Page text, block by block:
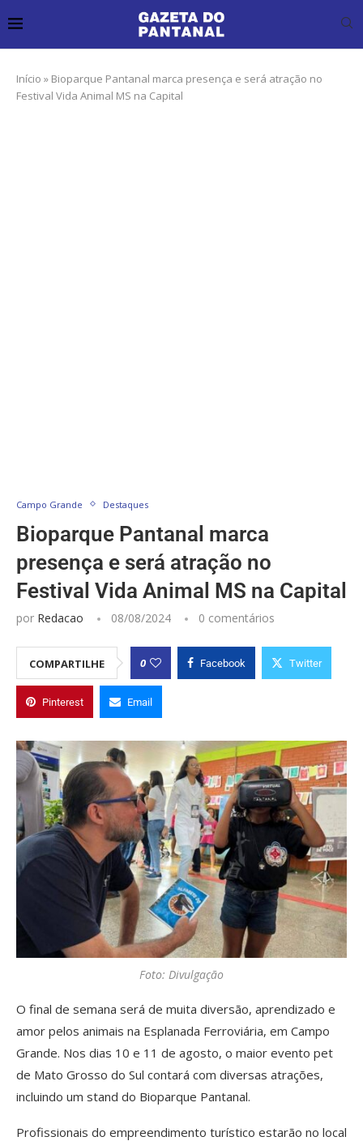
Início » Bioparque Pantanal marca presença e será atração no
Festival Vida Animal MS na Capital
Campo Grande Destaques
Bioparque Pantanal marca
presença e será atração no
Festival Vida Animal MS na Capital
por Redacao 08/08/2024 0 comentários
COMPARTILHE 0 Facebook Twitter
Pinterest Email
Foto: Divulgação
O final de semana será de muita diversão, aprendizado e
amor pelos animais na Esplanada Ferroviária, em Campo
Grande. Nos dias 10 e 11 de agosto, o maior evento pet
de Mato Grosso do Sul contará com diversas atrações,
incluindo um stand do Bioparque Pantanal.
Profissionais do empreendimento turístico estarão no local